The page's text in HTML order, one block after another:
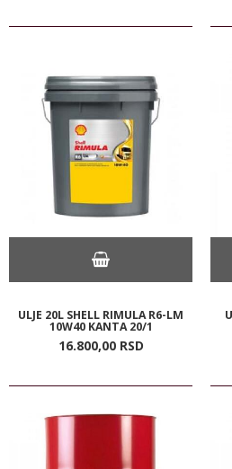
ULJE 20L SHELL RIMULA R6-LM
10W40 KANTA 20/1
16.800,00 RSD